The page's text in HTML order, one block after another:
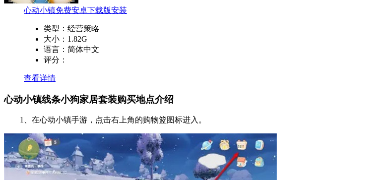
心动小镇免费安卓下载版安装
类型： 经营策略
大小： 1.82G
语言： 简体中文
评分：
查看详情
心动小镇线条小狗家居套装购买地点介绍
1、在心动小镇手游，点击右上角的购物篮图标进入。